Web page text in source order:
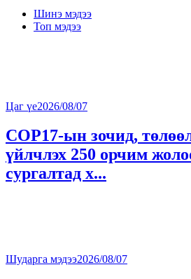
Шинэ мэдээ
Топ мэдээ
Цаг үе2026/08/07
COP17-ын зочид,
үйлчлэх 250 орчим
сургалтад х...
Шударга мэдээ2026/08/07